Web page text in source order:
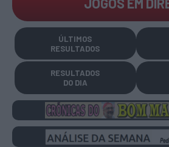
JOGOS EM
ÚLTIMOS
RESULTADOS
RESULTADOS
DO DIA